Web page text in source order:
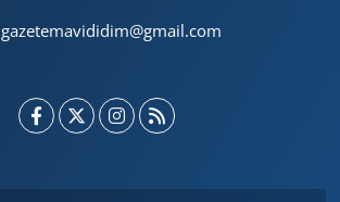
gazetemavididim@gmail.com